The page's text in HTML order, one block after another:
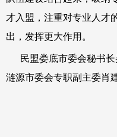
才入盟，注重对专业人才
出，发挥更大作用。
民盟娄底市委会秘书长
涟源市委会专职副主委肖